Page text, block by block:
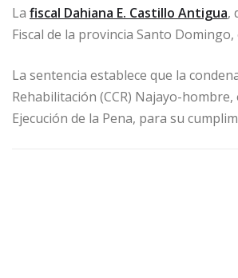
La fiscal Dahiana E. Castillo Antigua,
Fiscal de la provincia Santo
La sentencia establece que la
Rehabilitación (CCR) Najayo-
Ejecución de la Pena, para su